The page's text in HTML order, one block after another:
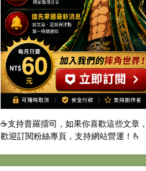
☕️支持普羅擂司，如果你喜歡這些文章，
歡迎訂閱粉絲專頁，支持網站營運！🫰